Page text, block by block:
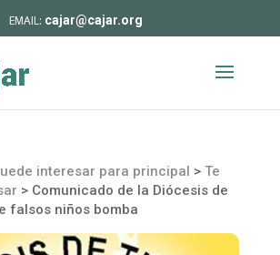
cajar@cajar.org
interesar para principal > Te
> Comunicado de la Diócesis de
falsos niños bomba